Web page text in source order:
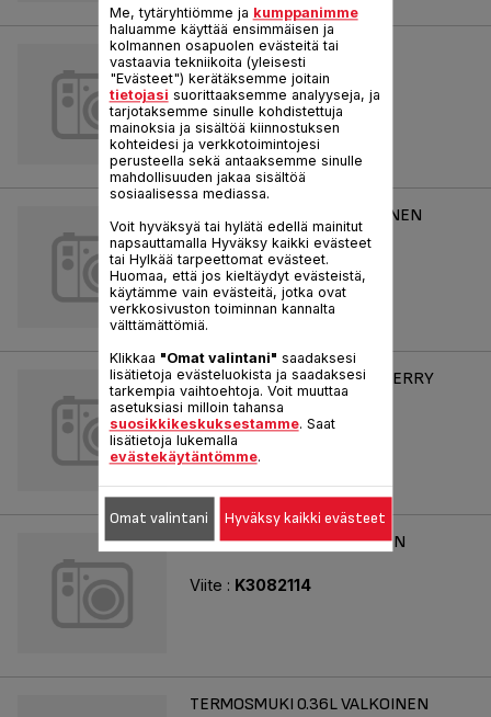
TERMOSMUKI 0.5L MUSTA
Viite :K3081214
TERMOSMUKI 0.36L PUNAINEN
Viite :K3084114
TERMOSMUKI 0.36L RASPBERRY
Viite :K3087114
TERMOSMUKI 0.36L SININEN
Viite : K3082114
TERMOSMUKI 0.36L VALKOINEN
Me, tytäryhtiömme ja kumppanimme
haluamme käyttää ensimmäisen ja
kolmannen osapuolen evästeitä tai
vastaavia tekniikoita (yleisesti
"Evästeet") kerätäksemme joitain
tietojasi suorittaaksemme analyyseja, ja
tarjotaksemme sinulle kohdistettuja
mainoksia ja sisältöä kiinnostuksen
kohteidesi ja verkkotoimintojesi
perusteella sekä antaaksemme sinulle
mahdollisuuden jakaa sisältöä
sosiaalisessa mediassa.
Voit hyväksyä tai hylätä edellä mainitut
napsauttamalla Hyväksy kaikki evästeet
tai Hylkää tarpeettomat evästeet.
Huomaa, että jos kieltäydyt evästeistä,
käytämme vain evästeitä, jotka ovat
verkkosivuston toiminnan kannalta
välttämättömiä.
Klikkaa "Omat valintani" saadaksesi
lisätietoja evästeluokista ja saadaksesi
tarkempia vaihtoehtoja. Voit muuttaa
asetuksiasi milloin tahansa
suosikkikeskuksestamme. Saat
lisätietoja lukemalla
evästekäytäntömme.
Omat valintani Hyväksy kaikki evästeet